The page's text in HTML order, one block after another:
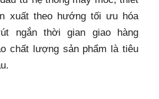
xuất theo hướng tối ưu hóa
ngắn thời gian giao hàng
chất lượng sản phẩm là tiêu